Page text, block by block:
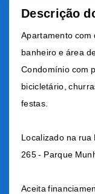
Descrição
Apartamento com
banheiro e área
Condomínio com
bicicletário,
festas.
Localizado na rua
265 - Parque
Aceita